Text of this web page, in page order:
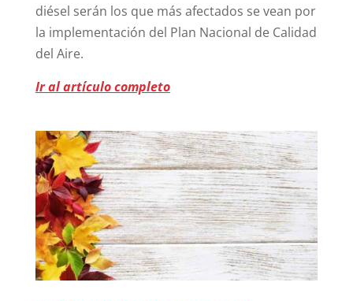
diésel serán los que más afectados se vean por
la implementación del Plan Nacional de Calidad
del Aire.
Ir al artículo completo